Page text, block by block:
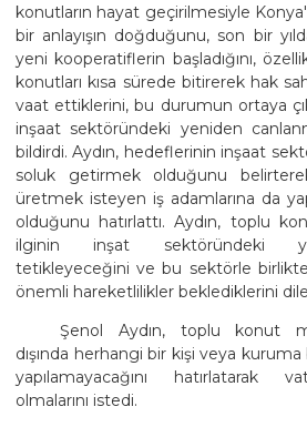
konutların hayat geçirilmesiyle
bir anlayışın doğduğunu, son bir
yeni kooperatiflerin başladığını,
konutları kısa sürede bitirerek hak
vaat ettiklerini, bu durumun ortaya
inşaat sektöründeki yeniden
bildirdi. Aydın, hedeflerinin inşaat
soluk getirmek olduğunu
üretmek isteyen iş adamlarına da
olduğunu hatırlattı. Aydın, toplu
ilginin inşat sektöründeki
tetikleyeceğini ve bu sektörle
önemli hareketlilikler beklediklerini
Şenol Aydın, toplu konut
dışında herhangi bir kişi veya
yapılamayacağını hatırlatarak
olmalarını istedi.